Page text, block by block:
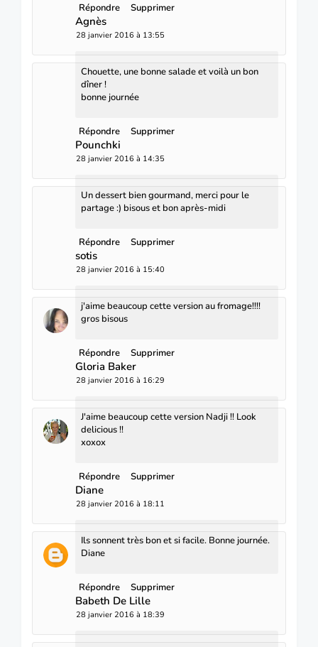
Répondre Supprimer
Agnès
28 janvier 2016 à 13:55
Chouette, une bonne salade et voilà un bon
dîner !
bonne journée
Répondre Supprimer
Pounchki
28 janvier 2016 à 14:35
Un dessert bien gourmand, merci pour le
partage :) bisous et bon après-midi
Répondre Supprimer
sotis
28 janvier 2016 à 15:40
j'aime beaucoup cette version au fromage!!!!
gros bisous
Répondre Supprimer
Gloria Baker
28 janvier 2016 à 16:29
J'aime beaucoup cette version Nadji !! Look
delicious !!
xoxox
Répondre Supprimer
Diane
28 janvier 2016 à 18:11
Ils sonnent très bon et si facile. Bonne journée.
Diane
Répondre Supprimer
Babeth De Lille
28 janvier 2016 à 18:39